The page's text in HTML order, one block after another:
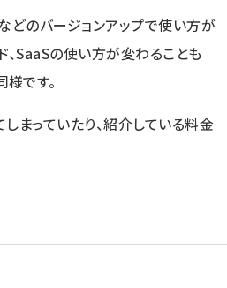
どのバージョンアップで使い方が
、SaaSの使い方が変わることも
です。
まっていたり、紹介している料金